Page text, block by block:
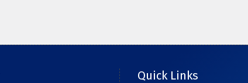
Quick Links